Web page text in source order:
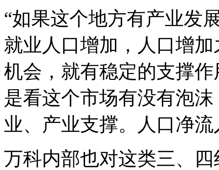
“如果这个地方有产业发
就业人口增加，人口增
机会，就有稳定的支撑
是看这个市场有没有泡
业、产业支撑。人口净
万科内部也对这类三、